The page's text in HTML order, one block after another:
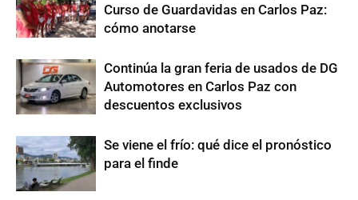
Curso de Guardavidas en Carlos Paz:
cómo anotarse
Continúa la gran feria de usados de DG
Automotores en Carlos Paz con
descuentos exclusivos
Se viene el frío: qué dice el pronóstico
para el finde